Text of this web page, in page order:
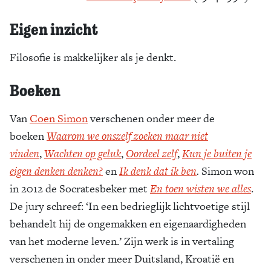
Eigen inzicht
Filosofie is makkelijker als je denkt.
Boeken
Van Coen Simonverschenen onder meer de
boekenWaarom we onszelf zoeken maar niet
vinden,Wachten op geluk, Oordeel zelf,Kun je buiten je
eigen denken denken?enIk denk dat ik ben. Simon won
in 2012 de Socratesbeker met En toen wisten we alles.
De jury schreef: ‘In een bedrieglijk lichtvoetige stijl
behandelt hij de ongemakken en eigenaardigheden
van het moderne leven.’ Zijn werk is in vertaling
verschenen in onder meer Duitsland, Kroatië en